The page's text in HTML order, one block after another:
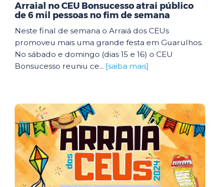
Arraial no CEU Bonsucesso atrai público
de 6 mil pessoas no fim de semana
Neste final de semana o Arraiá dos CEUs
promoveu mais uma grande festa em Guarulhos.
No sábado e domingo (dias 15 e 16) o CEU
Bonsucesso reuniu ce... [saiba mais]